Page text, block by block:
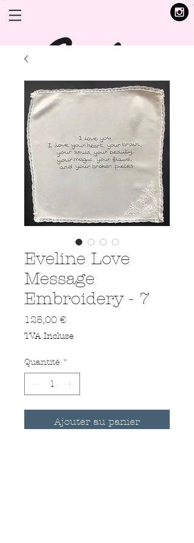
Eveline Love
Message
Embroidery - 7
125,00 €Prix
TVA Incluse
Quantité *
Ajouter au panier